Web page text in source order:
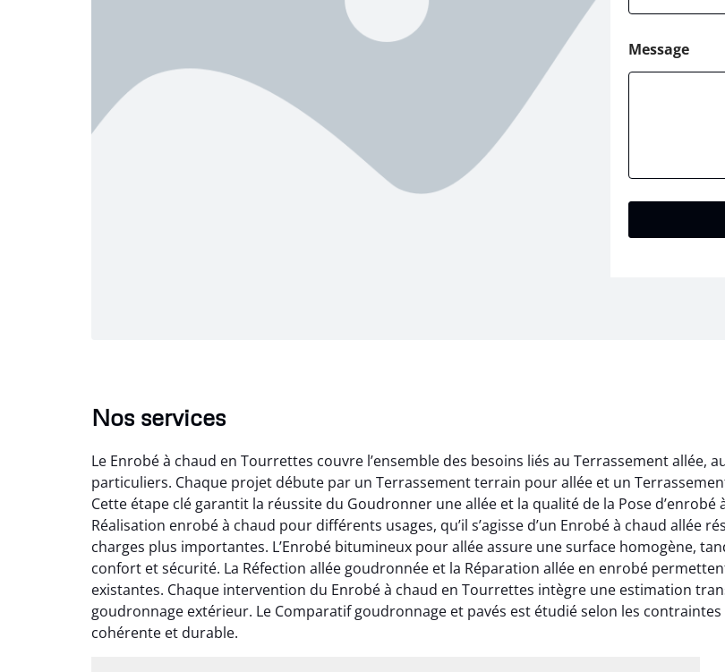
Message
Nos services
Le Enrobé à chaud en Tourrettes couvre l’ensemble des besoins liés au Terrassement allée,
particuliers. Chaque projet débute par un Terrassement terrain pour allée et un
Cette étape clé garantit la réussite du Goudronner une allée et la qualité de la Pose
Réalisation enrobé à chaud pour différents usages, qu’il s’agisse d’un Enrobé à chaud allée
charges plus importantes. L’Enrobé bitumineux pour allée assure une surface homogène,
confort et sécurité. La Réfection allée goudronnée et la Réparation allée en enrobé
existantes. Chaque intervention du Enrobé à chaud en Tourrettes intègre une estimation
goudronnage extérieur. Le Comparatif goudronnage et pavés est étudié selon les
cohérente et durable.